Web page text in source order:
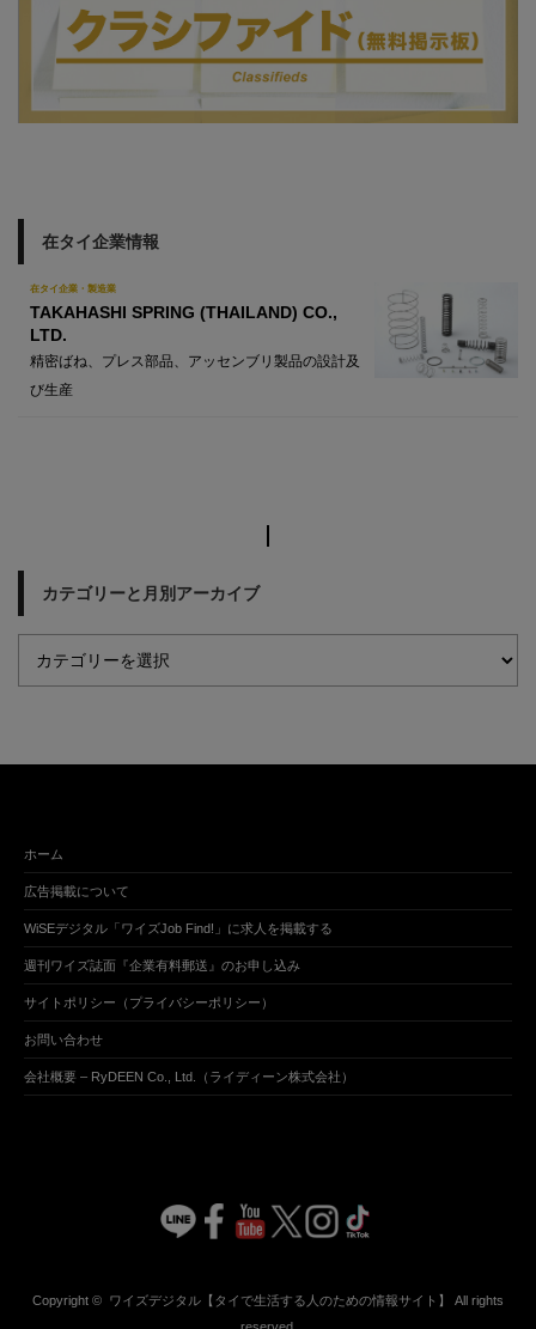
在タイ企業情報
在タイ企業・製造業
TAKAHASHI SPRING (THAILAND) CO.,
LTD.
精密ばね、プレス部品、アッセンブリ製品の設計及
び生産
カテゴリーと月別アーカイブ
ホーム
広告掲載について
WiSEデジタル「ワイズJob Find!」に求人を掲載する
週刊ワイズ誌面『企業有料郵送』のお申し込み
サイトポリシー（プライバシーポリシー）
お問い合わせ
会社概要 – RyDEEN Co., Ltd.（ライディーン株式会社）
Copyright © ワイズデジタル【タイで生活する人のための情報サイト】
All rights